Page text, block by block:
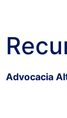
Advocacia